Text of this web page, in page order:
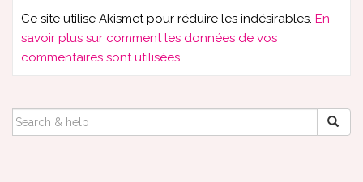
Ce site utilise Akismet pour réduire les indésirables. En
savoir plus sur comment les données de vos
commentaires sont utilisées.
SEARCH
FOR: